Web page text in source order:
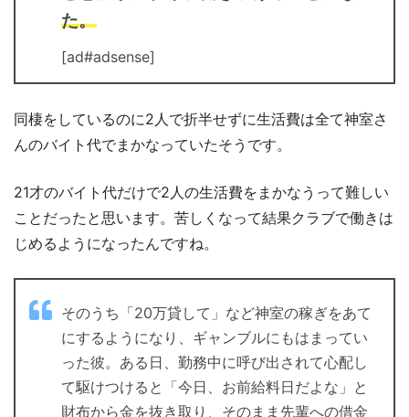
た。
[ad#adsense]
同棲をしているのに2人で折半せずに生活費は全て神室さ
んのバイト代でまかなっていたそうです。
21才のバイト代だけで2人の生活費をまかなうって難しい
ことだったと思います。苦しくなって結果クラブで働きは
じめるようになったんですね。
そのうち「20万貸して」など神室の稼ぎをあて
にするようになり、ギャンブルにもはまってい
った彼。ある日、勤務中に呼び出されて心配し
て駆けつけると「今日、お前給料日だよな」と
財布から金を抜き取り、そのまま先輩への借金